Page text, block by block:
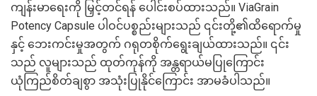
ကျန်းမာရေးကို မြှင့်တင်ရန် ပေါင်းစပ်ထားသည်။ ViaGrain
Potency Capsule ပါဝင်ပစ္စည်းများသည် ၎င်းတို့၏ထိရောက်မှု
နှင့် ဘေးကင်းမှုအတွက် ဂရုတစိုက်ရွေးချယ်ထားသည်။ ၎င်း
သည် လူများသည် ထုတ်ကုန်ကို အန္တရာယ်မပြုကြောင်း
ယုံကြည်စိတ်ချစွာ အသုံးပြုနိုင်ကြောင်း အာမခံပါသည်။